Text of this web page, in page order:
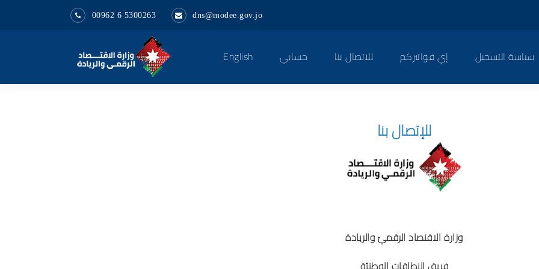
00962 6 5300263 dns@modee.gov.jo
English حسابي للاتصال بنا إي فواتيركم سياسة التسجيل
للإتصال بنا
وزارة الاقتصاد الرقميّ والريادة